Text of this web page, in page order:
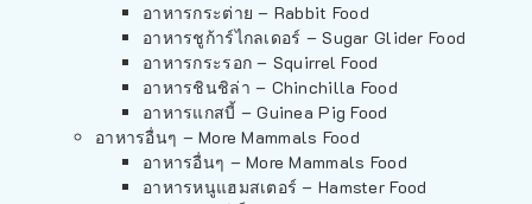
อาหารกระต่าย – Rabbit Food
อาหารชูก้าร์ไกลเดอร์ – Sugar Glider Food
อาหารกระรอก – Squirrel Food
อาหารชินชิล่า – Chinchilla Food
อาหารแกสบี้ – Guinea Pig Food
อาหารอื่นๆ – More Mammals Food
อาหารอื่นๆ – More Mammals Food
อาหารหนูแฮมสเตอร์ – Hamster Food